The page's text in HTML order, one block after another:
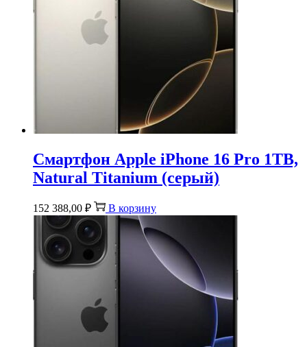
Смартфон Apple iPhone 16 Pro 1TB,
Natural Titanium (серый)
152 388,00 ₽ В корзину